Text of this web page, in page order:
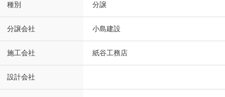
種別 分譲
分譲会社 小島建設
施工会社 紙谷工務店
設計会社